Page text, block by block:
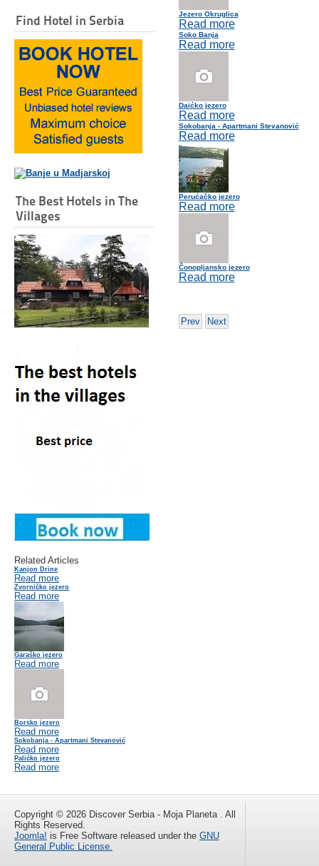
Find Hotel in Serbia
The Best Hotels in The
Villages
Related Articles
Kanjon Drine
Read more
Zvorničko jezero
Read more
Garaško jezero
Read more
Borsko jezero
Read more
Sokobanja - Apartmani Stevanović
Read more
Palićko jezero
Read more
Jezero Okruglica
Read more
Soko Banja
Read more
Daićko jezero
Read more
Sokobanja - Apartmani Stevanović
Read more
Perućačko jezero
Read more
Čonopljansko jezero
Read more
Prev Next
Copyright © 2026 Discover Serbia - Moja Planeta . All
Rights Reserved.
Joomla! is Free Software released under the GNU
General Public License.